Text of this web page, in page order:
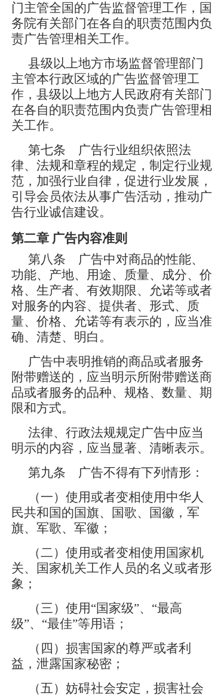
门主管全国的广告监督管理工作，国
务院有关部门在各自的职责范围内负
责广告管理相关工作。
县级以上地方市场监督管理部门
主管本行政区域的广告监督管理工
作，县级以上地方人民政府有关部门
在各自的职责范围内负责广告管理相
关工作。
第七条 广告行业组织依照法
律、法规和章程的规定，制定行业规
范，加强行业自律，促进行业发展，
引导会员依法从事广告活动，推动广
告行业诚信建设。
第二章 广告内容准则
第八条 广告中对商品的性能、
功能、产地、用途、质量、成分、价
格、生产者、有效期限、允诺等或者
对服务的内容、提供者、形式、质
量、价格、允诺等有表示的，应当准
确、清楚、明白。
广告中表明推销的商品或者服务
附带赠送的，应当明示所附带赠送商
品或者服务的品种、规格、数量、期
限和方式。
法律、行政法规规定广告中应当
明示的内容，应当显著、清晰表示。
第九条 广告不得有下列情形：
（一）使用或者变相使用中华人
民共和国的国旗、国歌、国徽，军
旗、军歌、军徽；
（二）使用或者变相使用国家机
关、国家机关工作人员的名义或者形
象；
（三）使用“国家级”、“最高
级”、“最佳”等用语；
（四）损害国家的尊严或者利
益，泄露国家秘密；
（五）妨碍社会安定，损害社会